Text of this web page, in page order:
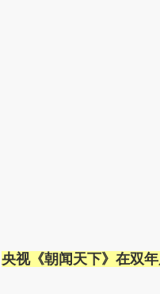
央视《朝闻天下》在双